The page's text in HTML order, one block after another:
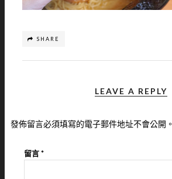
SHARE
LEAVE A REPLY
發佈留言必須填寫的電子郵件地址不會公開。
留言*